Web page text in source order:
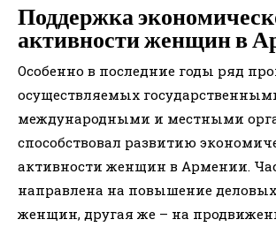
Поддержка
активности женщин в
Особенно в последние годы ряд
осуществляемых
международными и местными
способствовал развитию
активности женщин в Армении.
направлена ​​на повышение
женщин, другая же – на